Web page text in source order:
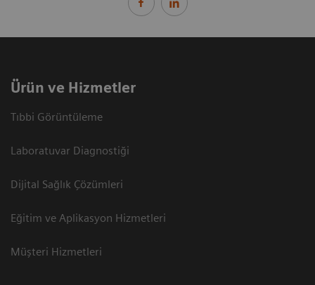
Ürün ve Hizmetler
Tıbbi Görüntüleme
Laboratuvar Diagnostiği
Dijital Sağlık Çözümleri
Eğitim ve Aplikasyon Hizmetleri
Müşteri Hizmetleri